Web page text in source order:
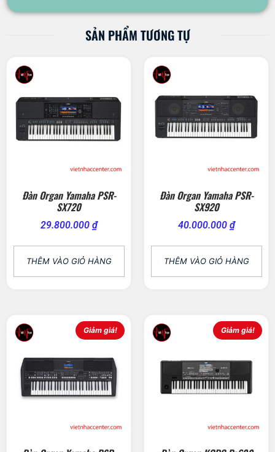
SẢN PHẨM TƯƠNG TỰ
Đàn Organ Yamaha PSR-
SX720
29.800.000 ₫
THÊM VÀO GIỎ HÀNG
Đàn Organ Yamaha PSR-
SX920
40.000.000 ₫
THÊM VÀO GIỎ HÀNG
Giảm giá! Giảm giá!